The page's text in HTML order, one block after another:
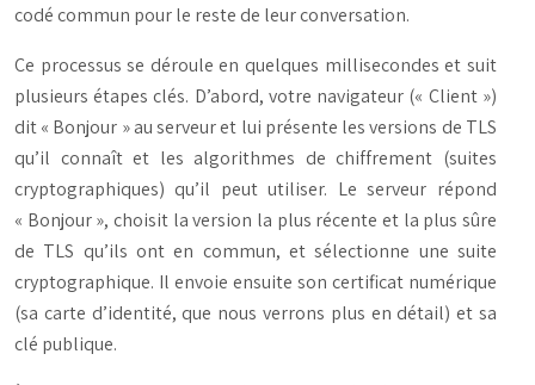
codé commun pour le reste de leur conversation.
Ce processus se déroule en quelques millisecondes et suit
plusieurs étapes clés. D’abord, votre navigateur (« Client »)
dit « Bonjour » au serveur et lui présente les versions de TLS
qu’il connaît et les algorithmes de chiffrement (suites
cryptographiques) qu’il peut utiliser. Le serveur répond
« Bonjour », choisit la version la plus récente et la plus sûre
de TLS qu’ils ont en commun, et sélectionne une suite
cryptographique. Il envoie ensuite son certificat numérique
(sa carte d’identité, que nous verrons plus en détail) et sa
clé publique.